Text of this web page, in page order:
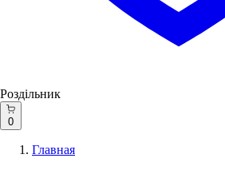
Роздільник
0
Главная